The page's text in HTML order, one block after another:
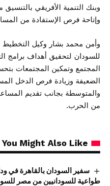
وبنك التنمية الأفريقي
وإتاحة فرص الإستفادة من
وأمن محمد بشار وكيل التخطيط
للسودان لتحقيق أهداف برامج
المجتمع وتمكين المجتمعات
الضعيفة وزيادة فرص الدخل
والمتوسطة بجانب تقديم
من الحرب.
You Might Also Like
سفير السودان بالقاهرة في
طواعية للسودانيين من مصر